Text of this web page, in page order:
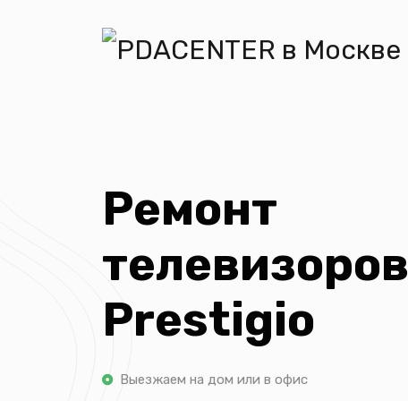
Ремонт
телевизоров
Prestigio
Выезжаем на дом или в офис